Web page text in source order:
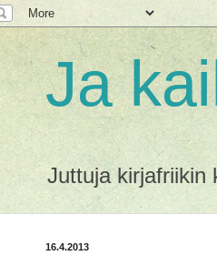
Ja
Juttuja kirjafriikin
16.4.2013